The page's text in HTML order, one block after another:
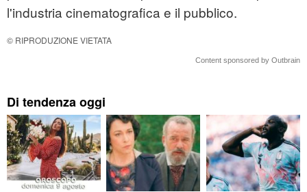
l'industria cinematografica e il pubblico.
© RIPRODUZIONE VIETATA
Content sponsored by Outbrain
Di tendenza oggi